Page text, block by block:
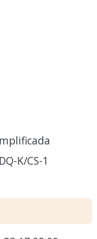
K/CS-1